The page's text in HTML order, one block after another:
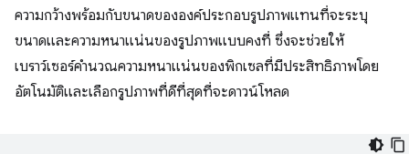
ความกว้างพร้อมกับขนาดขององค์ประกอบรูปภาพแทนที่จะระบุ
ขนาดและความหนาแน่นของรูปภาพแบบคงที่ ซึ่งจะช่วยให้
เบราว์เซอร์คำนวณความหนาแน่นของพิกเซลที่มีประสิทธิภาพโดย
อัตโนมัติและเลือกรูปภาพที่ดีที่สุดที่จะดาวน์โหลด